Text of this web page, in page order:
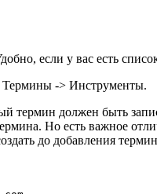
если у вас есть
Термины -> Инструменты.
должен быть
Но есть важное
до добавления